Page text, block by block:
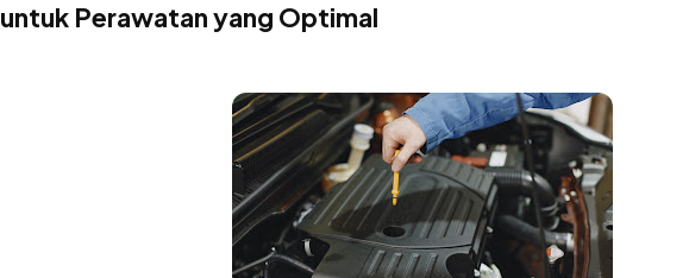
untuk Perawatan yang Optimal